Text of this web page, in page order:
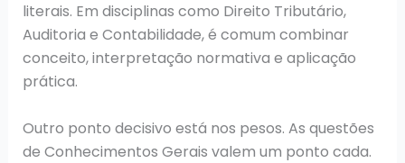
literais. Em disciplinas como Direito Tributário,
Auditoria e Contabilidade, é comum combinar
conceito, interpretação normativa e aplicação
prática.
Outro ponto decisivo está nos pesos. As questões
de Conhecimentos Gerais valem um ponto cada.